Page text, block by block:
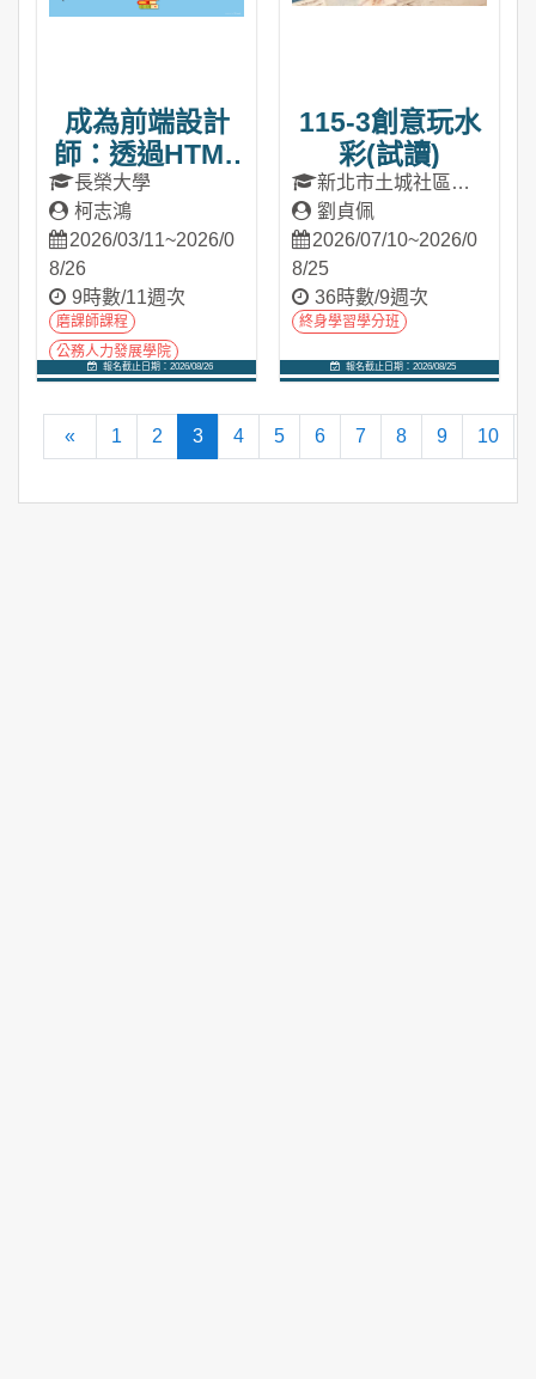
成為前端設計
師：透過HTML
＋CSS學習網頁
設計(2026春季
班)
長榮大學
柯志鴻
2026/03/11~2026/0
8/26
9時數/11週次
磨課師課程
公務人力發展學院
報名截止日期：2026/08/26
115-3創意玩水
彩(試讀)
新北市土城社區大
學 劉貞佩
2026/07/10~2026/0
8/25
36時數/9週次
終身學習學分班
報名截止日期：2026/08/25
«
向前1 2 3(current)
4 5 6 7 8 9 10